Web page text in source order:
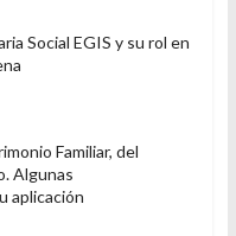
Social EGIS y su rol en
Familiar, del
Algunas
aplicación